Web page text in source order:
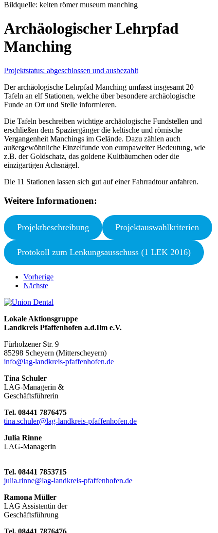
Bildquelle: kelten römer museum manching
Archäologischer Lehrpfad
Manching
Projektstatus: abgeschlossen und ausbezahlt
Der archäologische Lehrpfad Manching umfasst insgesamt 20
Tafeln an elf Stationen, welche über besondere archäologische
Funde an Ort und Stelle informieren.
Die Tafeln beschreiben wichtige archäologische Fundstellen und
erschließen dem Spaziergänger die keltische und römische
Vergangenheit Manchings im Gelände. Dazu zählen auch
außergewöhnliche Einzelfunde von europaweiter Bedeutung, wie
z.B. der Goldschatz, das goldene Kultbäumchen oder die
einzigartigen Achsnägel.
Die 11 Stationen lassen sich gut auf einer Fahrradtour anfahren.
Weitere Informationen:
Projektbeschreibung Projektauswahlkriterien
Protokoll zum Lenkungsausschuss (1 LEK 2016)
Vorherige
Nächste
Lokale Aktionsgruppe
Landkreis Pfaffenhofen a.d.Ilm e.V.
Fürholzener Str. 9
85298 Scheyern (Mitterscheyern)
info@lag-landkreis-pfaffenhofen.de
Tina Schuler
LAG-Managerin &
Geschäftsführerin
Tel. 08441 7876475
tina.schuler@lag-landkreis-pfaffenhofen.de
Julia Rinne
LAG-Managerin
Tel. 08441 7853715
julia.rinne@lag-landkreis-pfaffenhofen.de
Ramona Müller
LAG Assistentin der
Geschäftsführung